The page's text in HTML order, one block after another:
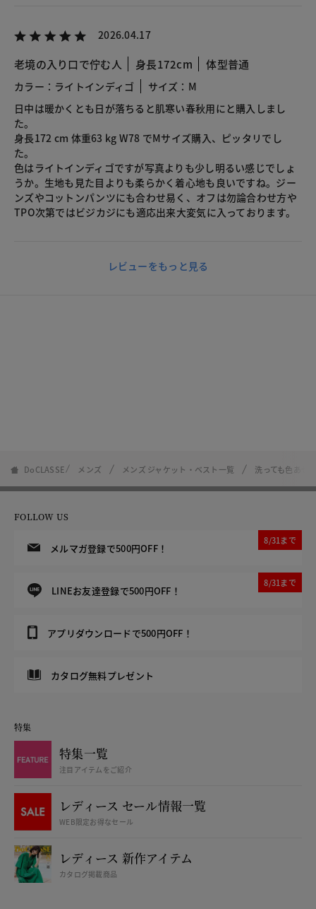
2026.04.17
老境の入り口で佇む人 身長172cm 体型普通
カラー：ライトインディゴ
サイズ：M
日中は暖かくとも日が落ちると肌寒い春秋用にと購入しまし
た。
身長172 cm 体重63 kg W78 でMサイズ購入、ピッタリでし
た。
色はライトインディゴですが写真よりも少し明るい感じでしょ
うか。生地も見た目よりも柔らかく着心地も良いですね。ジー
ンズやコットンパンツにも合わせ易く、オフは勿論合わせ方や
TPO次第ではビジカジにも適応出来大変気に入っております。
レビューをもっと見る
DoCLASSE メンズ メンズ ジャケット・ベスト一覧 洗っても色あせ
FOLLOW US
メルマガ登録で500円OFF！
8/31まで
LINEお友達登録で500円OFF！
8/31まで
アプリダウンロードで500円OFF！
カタログ無料プレゼント
特集
特集一覧
注目アイテムをご紹介
レディース セール情報一覧
WEB限定お得なセール
レディース 新作アイテム
カタログ掲載商品